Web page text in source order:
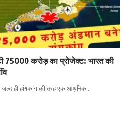
75000 करोड़ का प्रोजेक्ट: भारत की
जल्द ही हांगकांग की तरह एक आधुनिक…